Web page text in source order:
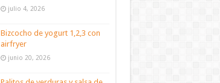
julio 4, 2026
Bizcocho de yogurt 1,2,3 con
airfryer
junio 20, 2026